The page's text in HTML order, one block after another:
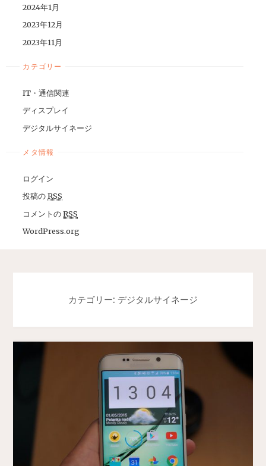
2024年1月
2023年12月
2023年11月
カテゴリー
IT・通信関連
ディスプレイ
デジタルサイネージ
メタ情報
ログイン
投稿のRSS
コメントのRSS
WordPress.org
カテゴリー: デジタルサイネージ